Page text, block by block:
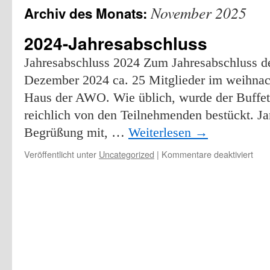
Archiv des Monats:November 2025
2024-Jahresabschluss
Jahresabschluss 2024 Zum Jahresabschluss
Dezember 2024 ca. 25 Mitglieder im
Haus der AWO. Wie üblich, wurde der
reichlich von den Teilnehmenden bestückt.
Begrüßung mit, … Weiterlesen →
Veröffentlicht unter Uncategorized | Kommentare deaktiviertfür